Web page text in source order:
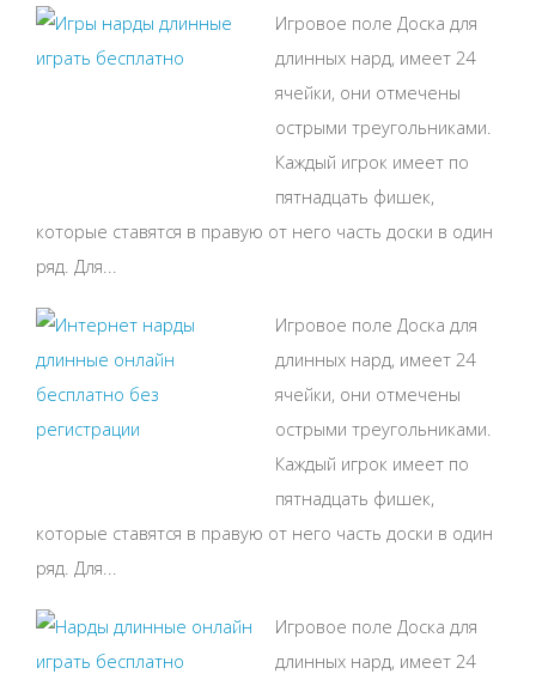
Игровое поле Доска для
длинных нард, имеет 24
ячейки, они отмечены
острыми треугольниками.
Каждый игрок имеет по
пятнадцать фишек,
которые ставятся в правую от него часть доски в один
ряд. Для...
Игровое поле Доска для
длинных нард, имеет 24
ячейки, они отмечены
острыми треугольниками.
Каждый игрок имеет по
пятнадцать фишек,
которые ставятся в правую от него часть доски в один
ряд. Для...
Игровое поле Доска для
длинных нард, имеет 24